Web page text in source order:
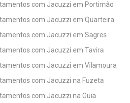
com Jacuzzi em Portimão
com Jacuzzi em Quarteira
com Jacuzzi em Sagres
com Jacuzzi em Tavira
com Jacuzzi em Vilamoura
com Jacuzzi na Fuzeta
com Jacuzzi na Guia